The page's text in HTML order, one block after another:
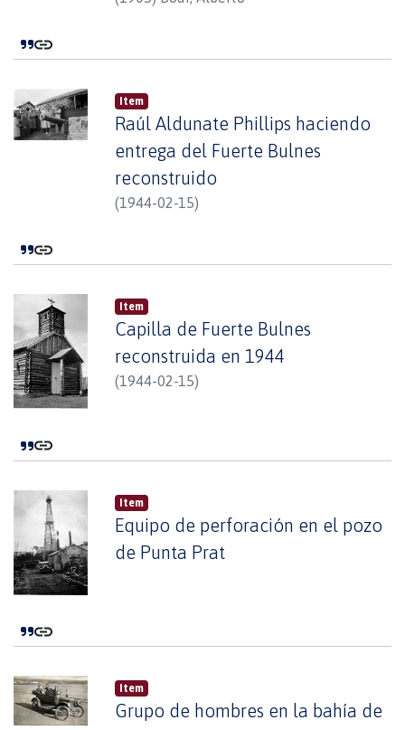
Item
Raúl Aldunate Phillips haciendo
entrega del Fuerte Bulnes
reconstruido
(1944-02-15)
Item
Capilla de Fuerte Bulnes
reconstruida en 1944
(1944-02-15)
Item
Equipo de perforación en el pozo
de Punta Prat
Item
Grupo de hombres en la bahía de